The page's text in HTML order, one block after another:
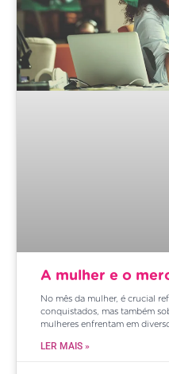
A mulher e o
No mês da mulher, é crucial
conquistados, mas também
mulheres enfrentam em
LER MAIS »